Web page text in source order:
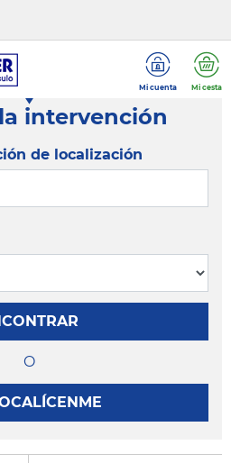
Mi cuenta Mi cesta
intervención
de localización
O